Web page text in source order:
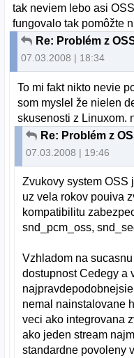
tak neviem lebo asi
fungovalo tak pomôžte
Re: Problém z
07.03.2008 | 18:34
To mi fakt nikto nevie
som myslel že nielen
skusenosti z Linuxom.
Re: Problém z
07.03.2008 | 19:46
Zvukovy system OSS
uz vela rokov pouiva
kompatibilitu
snd_pcm_oss,
Vzhladom na
dostupnost Cedegy a
nemal nainstalovane
veci ako integrovana
ako jeden stream
standardne povoleny